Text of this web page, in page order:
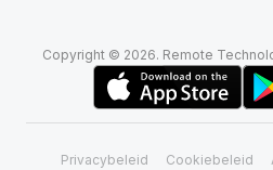
Copyright © 2026. Remote
Privacybeleid Cookiebeleid